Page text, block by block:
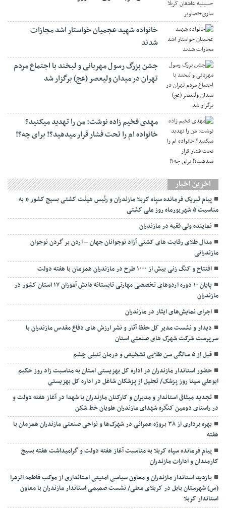
خانواده شهید عجمیان خواستار اشد مجازات
شدند
جشن بزرگ رسول مهربانی و لبخند با اجتماع مردم
تهران در میدان ولیعصر (عج) برگزار شد
مهدی فخیم زاده نوشت: من را تهدید میکنید؟
خانواده ام را‌ تحت فشار قرار میدهید؟! برای چه؟!
اخرین اخبار
پیام تبریک فرمانده سپاه کربلا مازندران و رئیس هیئت کشتی بسیج کشور ” به
مناسبت ۵ شهریورماه روز ملی کشتی
نماينده ولی فقیه در مازندران
مدال طلای رقابت های کشتی آزاد نوجوانان جهان – اردن بر گردن نوجوان
مازندرانی
افتتاح و کنگ زنی بیش از ۱۰۰۰ طرح در مازندران همزمان با هفته دولت
پایان ۱۰ دوره اردوهای تخصصی مهارتی تابستانه دانش آموزان ۱۷ استان کشور در
مازندران
اجرای نمایش‌های ایثار در مازندران
دیدار و نشست مدیر کل حفظ آثار و نشر ارزش های دفاع مقدس مازندران با
سرپرست شرکت شهرک های صنعتی استان
قبل از ۵ سالگی سن طلایی تشخیص و درمان تنبلی چشم
حضور استاندار مازندران در اداره کل بهزیستی استان به مناسبت زاد روز حکیم
ابوعلی سینا روز پزشک/ تجلیل از پزشکان شاغل در اداره کل بهزیستی
تجدید میثاق استاندار و مدیران و کارکنان مازندران با شهدا در آغاز هفته دولت و
در راستای دومین کنگره شهدای مازندران علویان خط شکن
بهره برداری از ۳۸ بروژه عمرانی در شهرک‌ها و نواحی صنعتی مازندران همزمان با
هفته
پیام فرمانده سپاه کربلا به مناسبت آغاز هفته دولت و گرامیداشت هفته بسیج
کارمندان و ادارات مازندران
بازدید استاندار مازندران و معاون سیاسی امنیتی استانداری از موکب فاطمه الزهرا
(س) شهرستان بابل در کربلای معلی/ نشست صمیمی استاندار مازندران با معاون
استاندار کربلا